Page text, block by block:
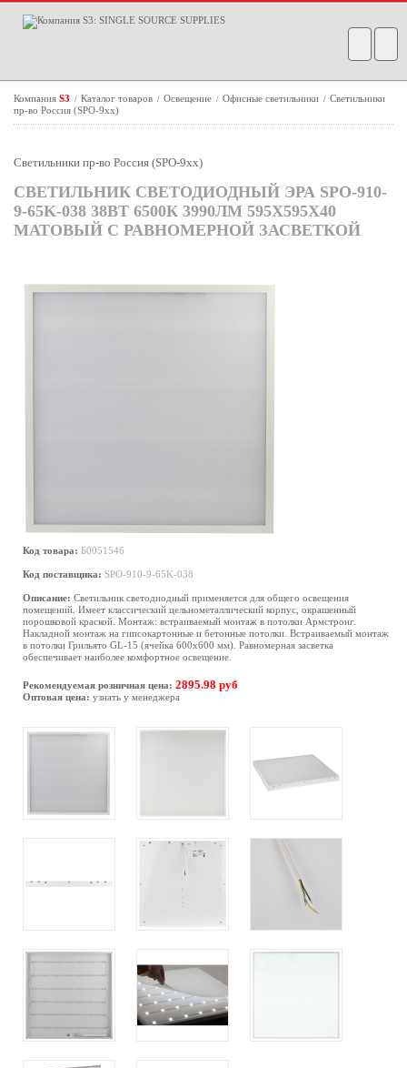
Компания S3 / Каталог товаров / Освещение / Офисные светильники / Светильники
пр-во Россия (SPO-9xx)
Светильники пр-во Россия (SPO-9xx)
СВЕТИЛЬНИК СВЕТОДИОДНЫЙ ЭРА SPO-910-
9-65K-038 38ВТ 6500К 3990ЛМ 595X595X40
МАТОВЫЙ С РАВНОМЕРНОЙ ЗАСВЕТКОЙ
Код товара: Б0051546
Код поставщика: SPO-910-9-65K-038
Описание: Светильник светодиодный применяется для общего освещения
помещений. Имеет классический цельнометаллический корпус, окрашенный
порошковой краской. Монтаж: встраиваемый монтаж в потолки Армстронг.
Накладной монтаж на гипсокартонные и бетонные потолки. Встраиваемый монтаж
в потолки Грильято GL-15 (ячейка 600х600 мм). Равномерная засветка
обеспечивает наиболее комфортное освещение.
Рекомендуемая розничная цена: 2895.98 руб
Оптовая цена: узнать у менеджера